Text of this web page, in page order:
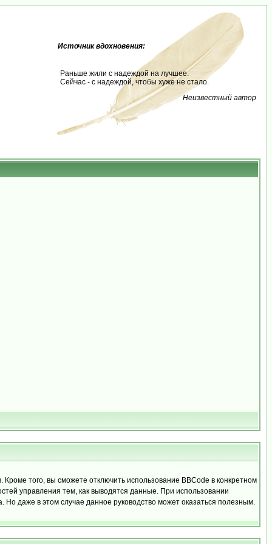
Источник вдохновения:
Раньше жили с надеждой на лучшее.
Сейчас - с надеждой, чтобы хуже не стало.
Неизвестный автор
того, вы сможете отключить использование BBCode в конкретном
управления тем, как выводятся данные. При использовании
даже в этом случае данное руководство может оказаться полезным.